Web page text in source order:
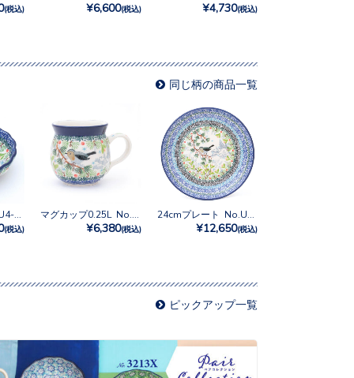
(税込) ¥6,600(税込) ¥4,730(税込)
同じ柄の商品一覧
12cmボウル No.U4-5172
(税込) ¥6,380(税込) ¥12,650(税込)
ピックアップ一覧